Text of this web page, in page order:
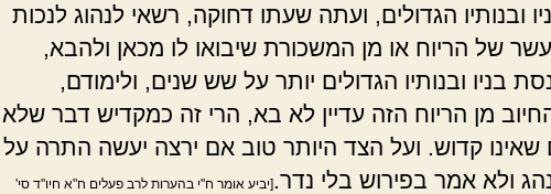
ובנותיו הגדולים, ועתה שעתו דחוקה, רשאי לנהוג לנכות
של הריוח או מן המשכורת שיבואו לו מכאן ולהבא,
בניו ובנותיו הגדולים יותר על שש שנים, ולימודם,
מן הריוח הזה עדיין לא בא, הרי זה כמקדיש דבר שלא
שאינו קדוש. ועל הצד היותר טוב אם ירצה יעשה התרה על
ולא אמר בפירוש בלי נדר. [יביע אומר ח"י בהערות לרב פעלים ח"א חיו"ד סי'